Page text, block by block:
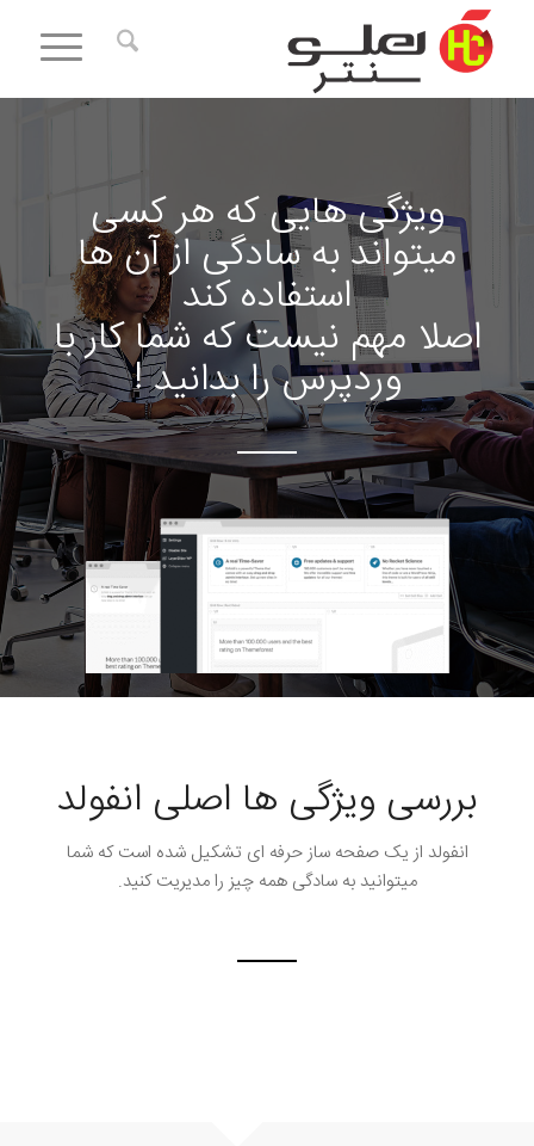
ویژگی هایی که هر کسی
میتواند به سادگی از آن ها
استفاده کند
اصلا مهم نیست که شما کار با
وردپرس را بدانید !
بررسی ویژگی ها اصلی انفولد
انفولد از یک صفحه ساز حرفه ای تشکیل شده است که شما
میتوانید به سادگی همه چیز را مدیریت کنید.